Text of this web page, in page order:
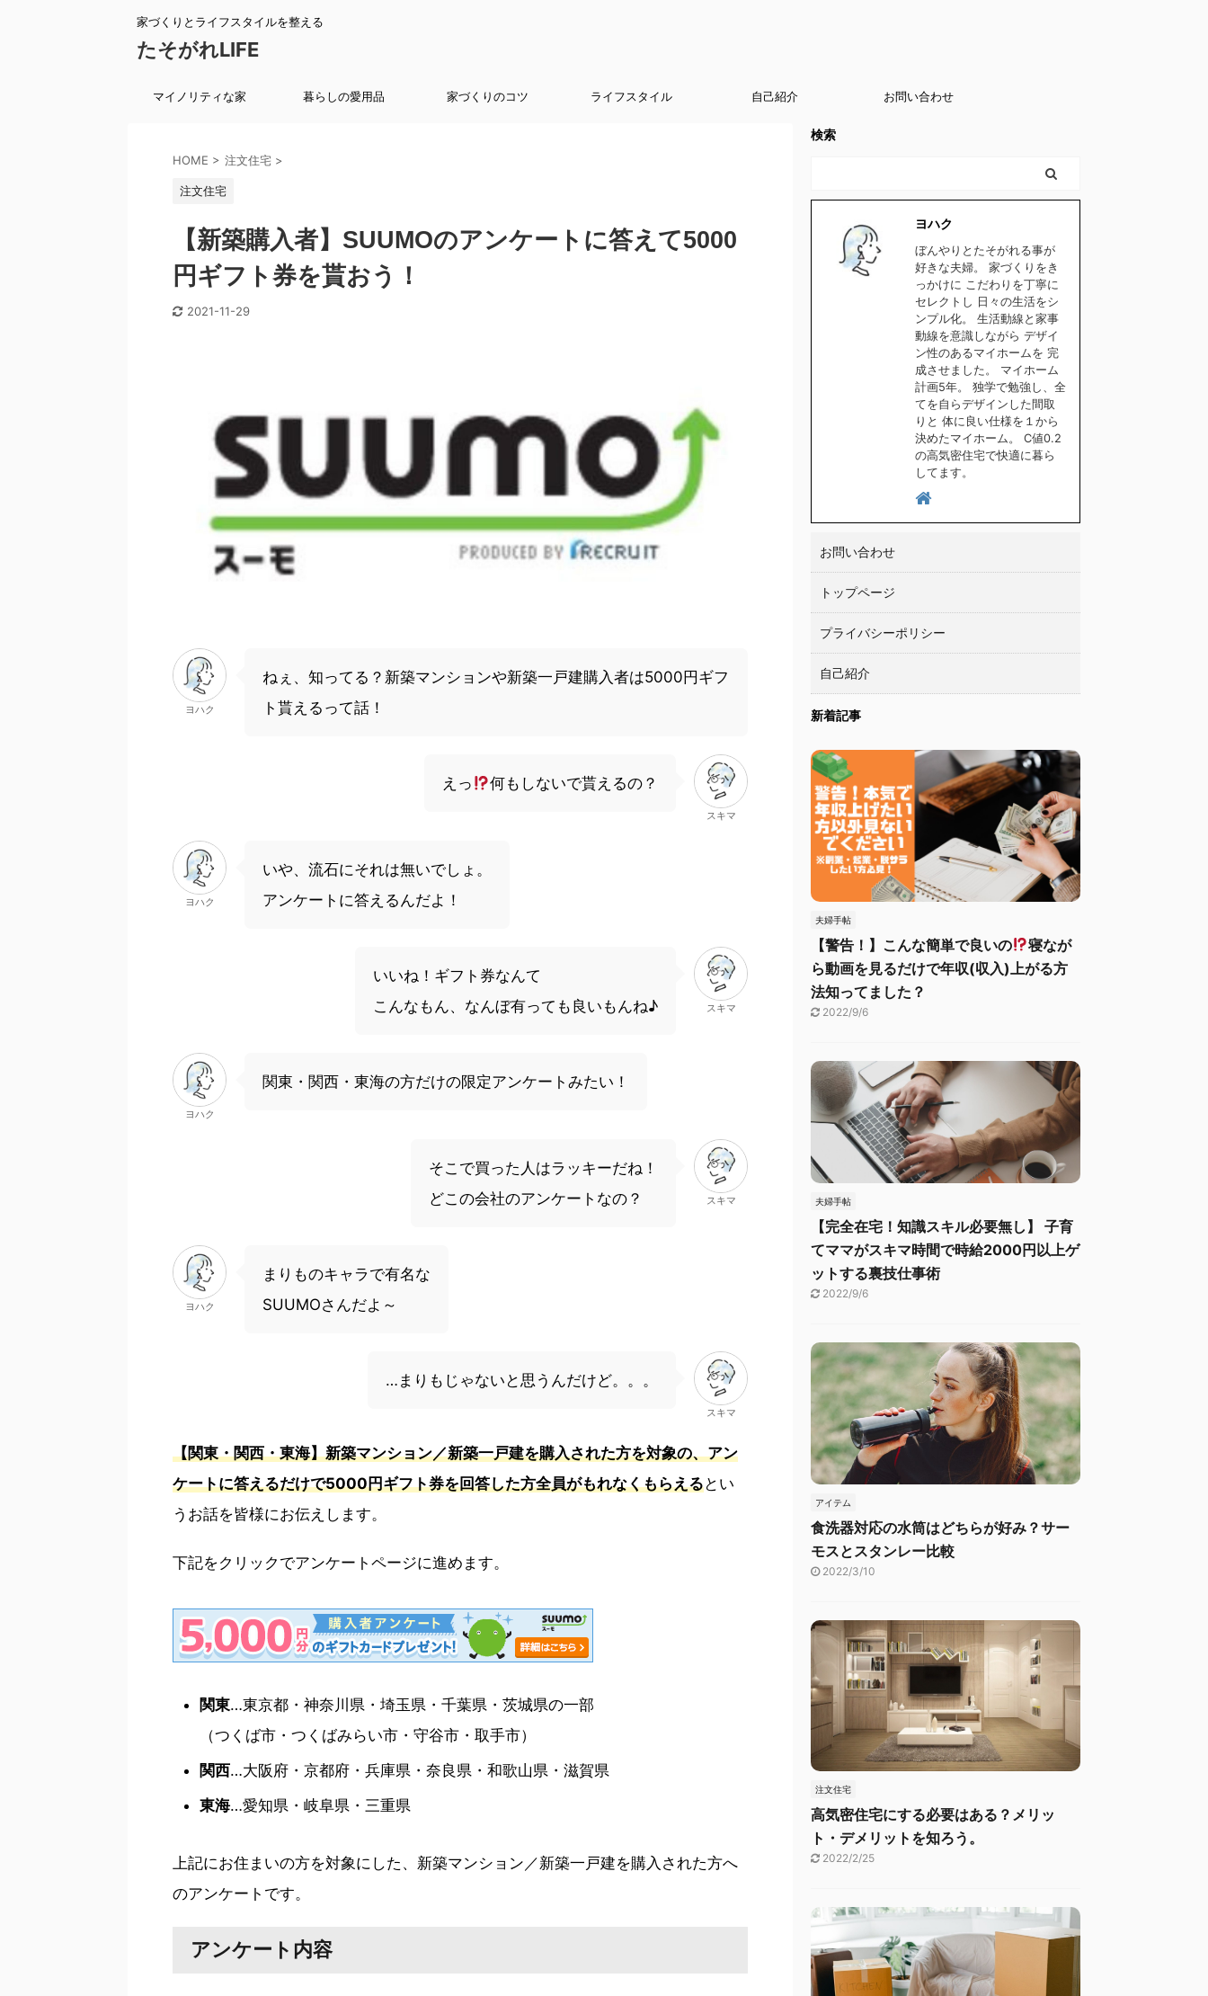
家づくりとライフスタイルを整える
たそがれLIFE
マイノリティな家 暮らしの愛用品 家づくりのコツ ライフスタイル 自己紹介 お問い合わせ
HOME > 注文住宅 >
注文住宅
【新築購入者】SUUMOのアンケートに答えて5000
円ギフト券を貰おう！
2021-11-29
ヨハク
ねぇ、知ってる？新築マンションや新築一戸建購入者は5000円ギフ
ト貰えるって話！
えっ 何もしないで貰えるの？
スキマ
ヨハク
いや、流石にそれは無いでしょ。
アンケートに答えるんだよ！
いいね！ギフト券なんて
こんなもん、なんぼ有っても良いもんね♪
スキマ
ヨハク
関東・関西・東海の方だけの限定アンケートみたい！
そこで買った人はラッキーだね！
どこの会社のアンケートなの？
スキマ
ヨハク
まりものキャラで有名な
SUUMOさんだよ～
…まりもじゃないと思うんだけど。。。
スキマ
【関東・関西・東海】新築マンション／新築一戸建を購入された方を対象の、アン
ケートに答えるだけで5000円ギフト券を回答した方全員がもれなくもらえるとい
うお話を皆様にお伝えします。
下記をクリックでアンケートページに進めます。
関東…東京都・神奈川県・埼玉県・千葉県・茨城県の一部
（つくば市・つくばみらい市・守谷市・取手市）
関西…大阪府・京都府・兵庫県・奈良県・和歌山県・滋賀県
東海…愛知県・岐阜県・三重県
上記にお住まいの方を対象にした、新築マンション／新築一戸建を購入された方へ
のアンケートです。
アンケート内容
検索
ヨハク
ぼんやりとたそがれる事が
好きな夫婦。 家づくりをき
っかけに こだわりを丁寧に
セレクトし 日々の生活をシ
ンプル化。 生活動線と家事
動線を意識しながら デザイ
ン性のあるマイホームを 完
成させました。 マイホーム
計画5年。 独学で勉強し、全
てを自らデザインした間取
りと 体に良い仕様を１から
決めたマイホーム。 C値0.2
の高気密住宅で快適に暮ら
してます。
お問い合わせ
トップページ
プライバシーポリシー
自己紹介
新着記事
夫婦手帖
【警告！】こんな簡単で良いの
寝なが
ら動画を見るだけで年収(収入)上がる方
法知ってました？
2022/9/6
夫婦手帖
【完全在宅！知識スキル必要無し】 子育
てママがスキマ時間で時給2000円以上ゲ
ットする裏技仕事術
2022/9/6
アイテム
食洗器対応の水筒はどちらが好み？サー
モスとスタンレー比較
2022/3/10
注文住宅
高気密住宅にする必要はある？メリッ
ト・デメリットを知ろう。
2022/2/25